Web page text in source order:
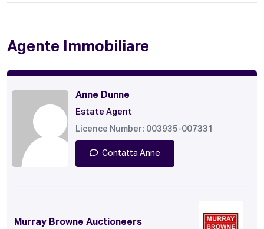
Agente Immobiliare
Anne Dunne
Estate Agent
Licence Number: 003935-007331
Contatta Anne
Murray Browne Auctioneers